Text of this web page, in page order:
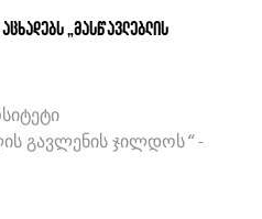
„მასწავლებლის
გავლენის ჯილდოს“ -